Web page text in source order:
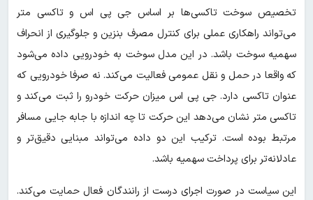
تخصیص سوخت تاکسی‌ها بر اساس جی پی اس و تاکسی متر
می‌تواند راهکاری عملی برای کنترل مصرف بنزین و جلوگیری از انحراف
سهمیه سوخت باشد. در این مدل سوخت به خودرویی داده می‌شود
که واقعا در حمل و نقل عمومی فعالیت می‌کند. نه صرفا خودرویی که
عنوان تاکسی دارد. جی پی اس میزان حرکت خودرو را ثبت می‌کند و
تاکسی متر نشان می‌دهد این حرکت تا چه اندازه با جابه جایی مسافر
مرتبط بوده است. ترکیب این دو داده می‌تواند مبنایی دقیق‌تر و
عادلانه‌تر برای پرداخت سهمیه باشد.
این سیاست در صورت اجرای درست از رانندگان فعال حمایت می‌کند.